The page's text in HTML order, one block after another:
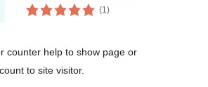
(1总
评)
counter help to show page or
to site visitor.